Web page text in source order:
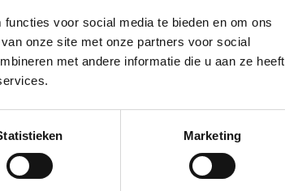
voor social media te bieden en om ons
onze site met onze partners voor social
met andere informatie die u aan ze heeft
Marketing